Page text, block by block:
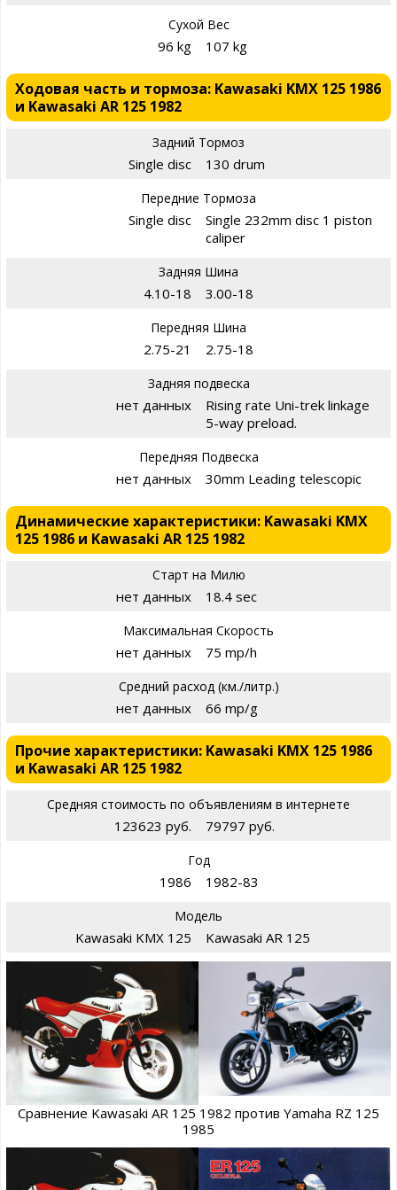
Сухой Вес
96 kg 107 kg
Ходовая часть и тормоза: Kawasaki KMX 125 1986
и Kawasaki AR 125 1982
Задний Тормоз
Single disc 130 drum
Передние Тормоза
Single disc
Single 232mm disc 1 piston
caliper
Задняя Шина
4.10-18 3.00-18
Передняя Шина
2.75-21 2.75-18
Задняя подвеска
нет данных
Rising rate Uni-trek linkage
5-way preload.
Передняя Подвеска
нет данных 30mm Leading telescopic
Динамические характеристики: Kawasaki KMX
125 1986 и Kawasaki AR 125 1982
Старт на Милю
нет данных 18.4 sec
Максимальная Скорость
нет данных 75 mp/h
Средний расход (км./литр.)
нет данных 66 mp/g
Прочие характеристики: Kawasaki KMX 125 1986
и Kawasaki AR 125 1982
Средняя стоимость по объявлениям в интернете
123623 руб. 79797 руб.
Год
1986 1982-83
Модель
Kawasaki KMX 125 Kawasaki AR 125
Сравнение Kawasaki AR 125 1982 против Yamaha RZ 125
1985